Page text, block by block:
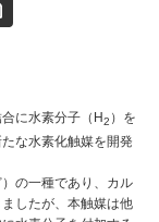
に水素分子（H2 ）を
な水素化触媒を開発
の一種であり、カル
したが、本触媒は他